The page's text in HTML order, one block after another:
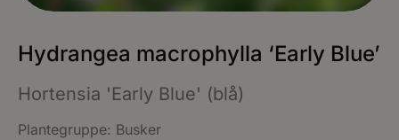
Hydrangea macrophylla ‘Early Blue’
Hortensia 'Early Blue' (blå)
Plantegruppe: Busker